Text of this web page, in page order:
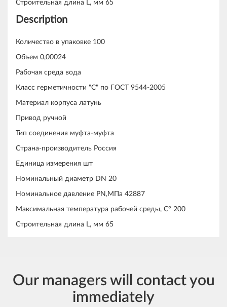
Строительная длина L, мм 65
Description
Количество в упаковке 100
Объем 0,00024
Рабочая среда вода
Класс герметичности "С" по ГОСТ 9544-2005
Материал корпуса латунь
Привод ручной
Тип соединения муфта-муфта
Страна-производитель Россия
Единица измерения шт
Номинальный диаметр DN 20
Номинальное давление PN,МПа 42887
Максимальная температура рабочей среды, С° 200
Строительная длина L, мм 65
Our managers will contact you
immediately